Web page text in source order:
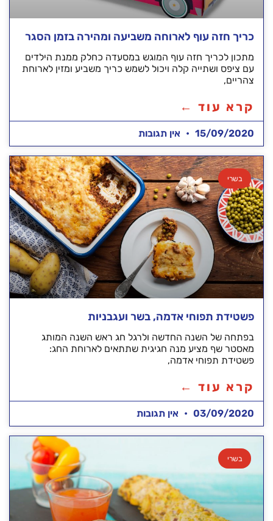
כריך חזה עוף לארוחה משביעה ומהירה בזמן הסגר
מתכון לכריך חזה עוף המוגש במסעדה כחלק ממנת הילדים
עם ציפס ושתייה קלה ויכול לשמש כריך משביע ומזין לארוחת
צהריים,
קרא עוד ←
15/09/2020 אין תגובות
בשרי
פשטידת תפוחי אדמה, בשר ועגבניות
בפתחה של השנה החדשה ולרגל חג ראש השנה המותג
מאסטר שף מציע מנה חגיגית שתתאים לארוחת החג:
פשטידת תפוחי אדמה,
קרא עוד ←
03/09/2020 אין תגובות
בשרי